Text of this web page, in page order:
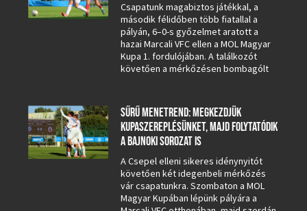
Csapatunk magabiztos játékkal, a
második félidőben több fiatallal a
pályán, 6–0-s győzelmet aratott a
hazai Marcali VFC ellen a MOL Magyar
Kupa 1. fordulójában. A találkozót
követően a mérkőzésen bombagólt
SŰRŰ MENETREND: MEGKEZDJÜK
KUPASZEREPLÉSÜNKET, MAJD FOLYTATÓDIK
A BAJNOKI SOROZAT IS
A Csepel elleni sikeres idénynyitót
követően két idegenbeli mérkőzés
vár csapatunkra. Szombaton a MOL
Magyar Kupában lépünk pályára a